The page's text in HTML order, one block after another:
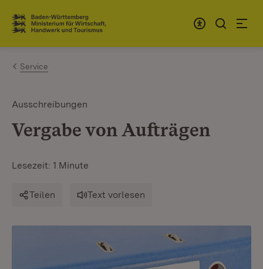
Zum Inhalt springen
Link zur Startseite
Service
Ausschreibungen
Vergabe von Aufträgen
Lesezeit: 1 Minute
Teilen Text vorlesen